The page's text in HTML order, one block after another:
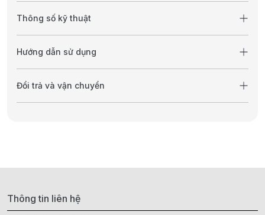
Thông số kỹ thuật
Hướng dẫn sử dụng
Đổi trả và vận chuyển
Thông tin liên hệ